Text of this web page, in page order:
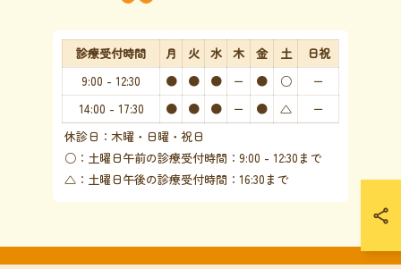
診療受付時間 月 火 水 木 金 土
日祝
9:00 - 12:30
● ● ● ー ● ○
ー
14:00 - 17:30
● ● ● ー ● △
ー
休診日：木曜・日曜・祝日
○：土曜日午前の診療受付時間：9:00 - 12:30まで
△：土曜日午後の診療受付時間：16:30まで